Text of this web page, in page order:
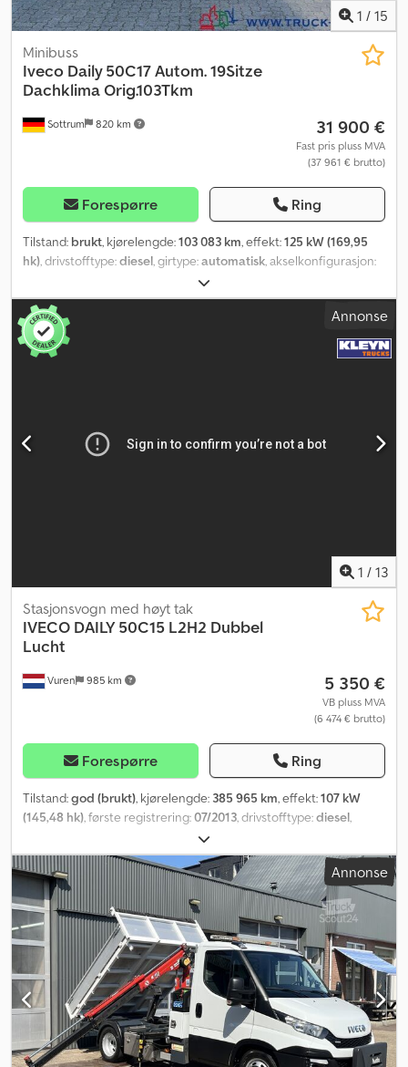
1 / 15
Sottrum 820 km
Minibuss
Iveco Daily 50C17 Autom. 19Sitze
Dachklima Orig.103Tkm
31 900 €
Fast pris pluss MVA
(37 961 € brutto)
Forespørre Ring
Tilstand: brukt, kjørelengde:103 083 km, effekt:125 kW (169,95
hk), drivstofftype:diesel, girtype:automatisk, akselkonfigurasjon:
, totalvekt:
kg, første registrering:04/2016, utslippsklasse:Euro 6, farge:blå,
førerhus:
, antall seter:19,
Byggeår:
ABS, aircondition,
antispinnsystem, cruise control, differensialsperre, elektronisk
Annonse
1 / 13
Vuren 985 km
Stasjonsvogn med høyt tak
IVECO DAILY 50C15 L2H2 Dubbel
Lucht
5 350 €
VB pluss MVA
(6 474 € brutto)
Forespørre Ring
Tilstand:god (brukt), kjørelengde: 385 965 km, effekt:107 kW
(145,48 hk), første registrering:07/2013, drivstofftype:diesel,
, akselkonfigurasjon:
3 300 mm, drivstoff:diesel, farge:hvit, førerhus:daghytte, girtype:
mekanisk
, utslippsklasse:Euro 5, fjæring:annen, antall
seter: 3, total lengde: , total bredde:2 000 mm, total
høyde:2 720 mm, lasteromslengde: 3 520 mm
, lasteplassbredde:
1 760 mm
, lasteromshøyde:1 910 mm, Byggeår:2013, Utstyr:ABS,
antispinnsystem, elektrisk justerbart speil, elektrisk
vindusregulering, sentral låsing
Annonse